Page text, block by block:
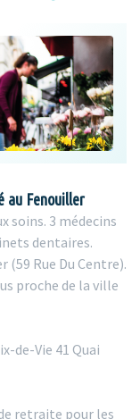
au Fenouiller
soins. 3 médecins
dentaires.
(59 Rue Du Centre).
proche de la ville
de-Vie 41 Quai
retraite pour les